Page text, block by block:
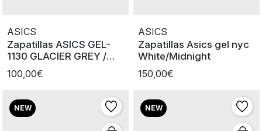
ASICS
Zapatillas ASICS GEL-
1130 GLACIER GREY /
PURE SILV
100,00€
ASICS
Zapatillas Asics gel nyc
White/Midnight
150,00€
NEW NEW